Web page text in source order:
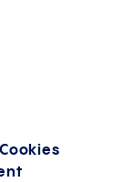
Cookies